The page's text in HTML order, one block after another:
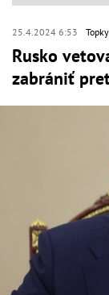
25.4.2024 6:53 Topky
Rusko
zabrániť